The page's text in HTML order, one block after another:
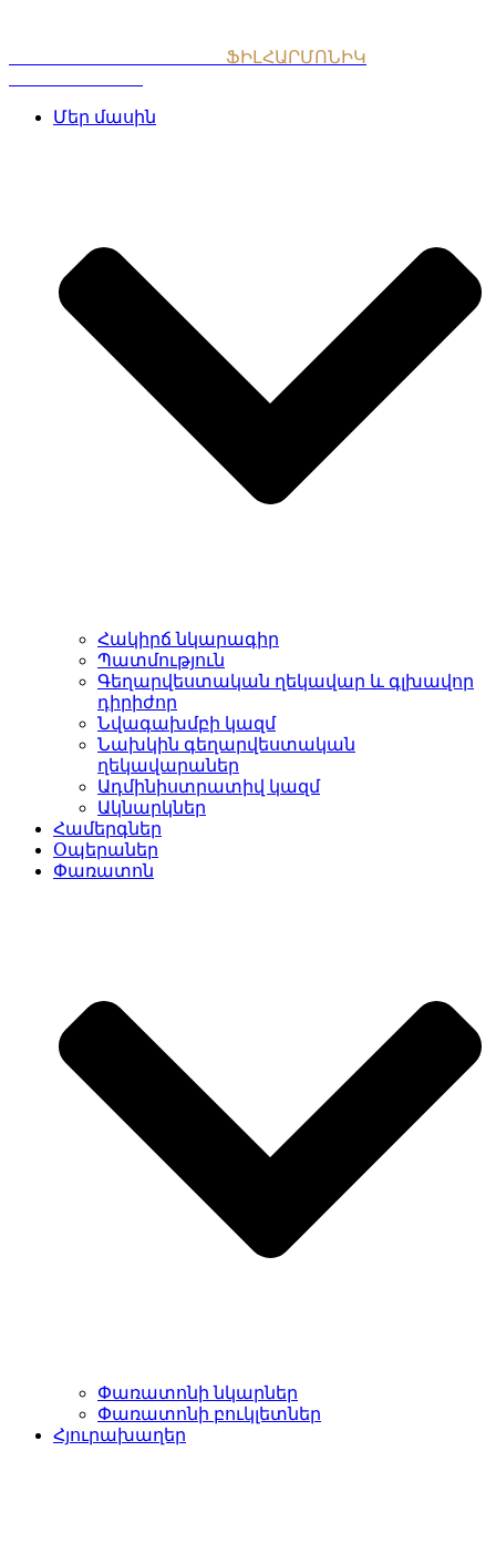
ՖԻԼՀԱՐՄՈՆԻԿ
Մեր մասին
Հակիրճ նկարագիր
Պատմություն
Գեղարվեստական ղեկավար և գլխավոր
դիրիժոր
Նվագախմբի կազմ
Նախկին գեղարվեստական
ղեկավարաներ
Ադմինիստրատիվ կազմ
Ակնարկներ
Համերգներ
Օպերաներ
Փառատոն
Փառատոնի նկարներ
Փառատոնի բուկլետներ
Հյուրախաղեր